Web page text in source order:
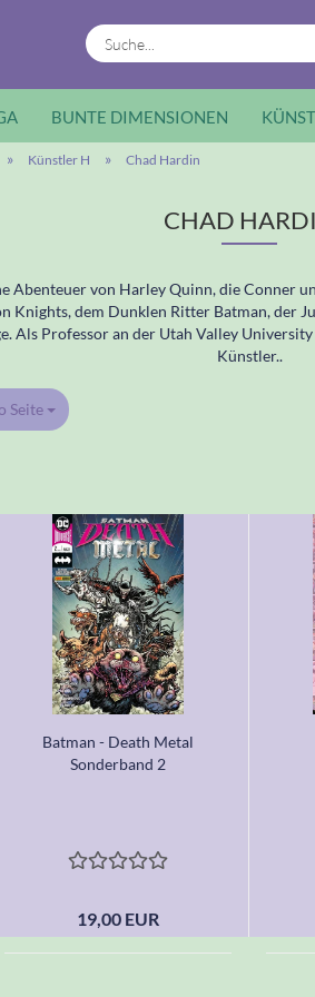
BUNTE DIMENSIONEN
» Künstler H » Chad Hardin
CHAD
Abenteuer von Harley Quinn, die Conner
dem Dunklen Ritter Batman, der
Als Professor an der Utah Valley
Künstler..
Seite
Batman - Death Metal
Sonderband 2
19,00 EUR